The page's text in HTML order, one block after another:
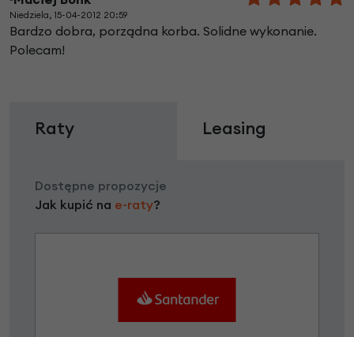
Niedziela, 15-04-2012 20:59
Bardzo dobra, porządna korba. Solidne wykonanie.
Polecam!
Raty Leasing
Dostępne propozycje
Jak kupić na e-raty?